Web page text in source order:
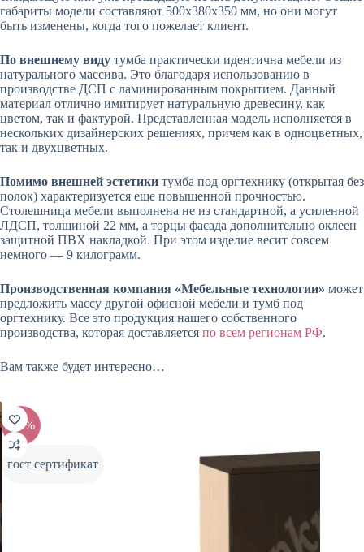
габариты модели составляют 500х380х350 мм, но они могут
быть изменены, когда того пожелает клиент.
По внешнему виду тумба практически идентична мебели из
натурального массива. Это благодаря использованию в
производстве ДСП с ламинированным покрытием. Данный
материал отлично имитирует натуральную древесину, как
цветом, так и фактурой. Представленная модель исполняется в
нескольких дизайнерских решениях, причем как в одноцветных,
так и двухцветных.
Помимо внешней эстетики тумба под оргтехнику (открытая без
полок) характеризуется еще повышенной прочностью.
Столешница мебели выполнена не из стандартной, а усиленной
ЛДСП, толщиной 22 мм, а торцы фасада дополнительно оклеен
защитной ПВХ накладкой. При этом изделие весит совсем
немного — 9 килограмм.
Производственная компания «Мебельные технологии» может
предложить массу другой офисной мебели и тумб под
оргтехнику. Все это продукция нашего собственного
производства, которая доставляется по всем регионам РФ.
Вам также будет интересно…
-20%
гост сертификат